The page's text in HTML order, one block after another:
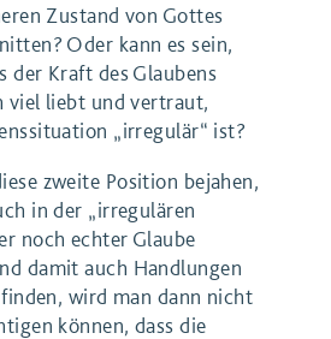
Zustand von Gottes
Oder kann es sein,
der Kraft des Glaubens
viel liebt und vertraut,
„irregulär“ ist?
zweite Position bejahen,
in der „irregulären
noch echter Glaube
damit auch Handlungen
wird man dann nicht
können, dass die